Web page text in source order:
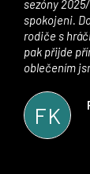
FK
sezóny
spokojeni.
rodiče s
pak přijde
oblečením
stran.
i nadále,